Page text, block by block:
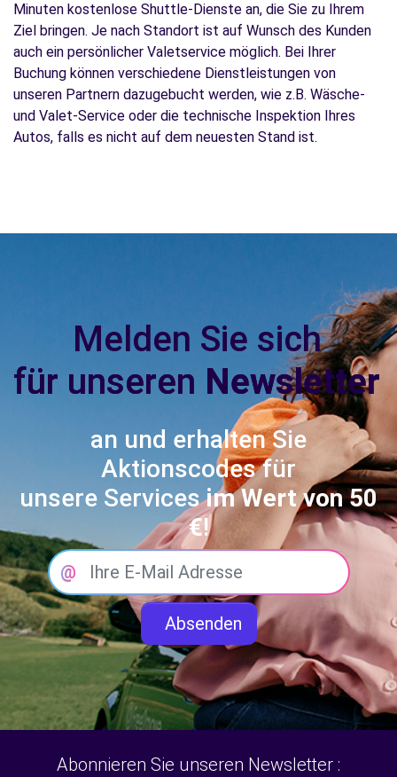
Minuten kostenlose Shuttle-Dienste an, die Sie zu Ihrem
Ziel bringen. Je nach Standort ist auf Wunsch des Kunden
auch ein persönlicher Valetservice möglich. Bei Ihrer
Buchung können verschiedene Dienstleistungen von
unseren Partnern dazugebucht werden, wie z.B. Wäsche-
und Valet-Service oder die technische Inspektion Ihres
Autos, falls es nicht auf dem neuesten Stand ist.
Melden Sie sich
für unseren Newsletter
an und erhalten Sie
Aktionscodes für
unsere Servicesim Wert von 50
€!
@
Absenden
Abonnieren Sie unseren Newsletter :